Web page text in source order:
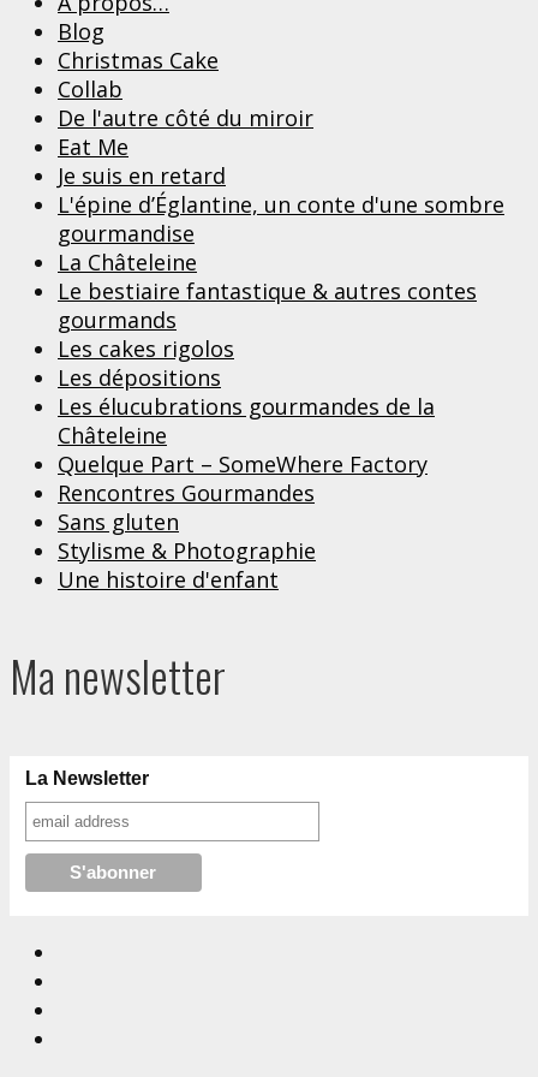
Blog
Christmas Cake
Collab
De l'autre côté du miroir
Eat Me
Je suis en retard
L'épine d’Églantine, un conte d'une sombre
gourmandise
La Châteleine
Le bestiaire fantastique & autres contes
gourmands
Les cakes rigolos
Les dépositions
Les élucubrations gourmandes de la
Châteleine
Quelque Part – SomeWhere Factory
Rencontres Gourmandes
Sans gluten
Stylisme & Photographie
Une histoire d'enfant
Ma newsletter
La Newsletter